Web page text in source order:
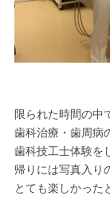
限られた時間の中
歯科治療・歯周病
歯科技工士体験を
帰りには写真入り
とても楽しかった